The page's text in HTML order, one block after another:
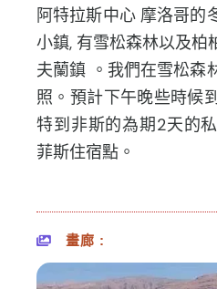
阿特拉斯中心 摩洛哥的
小鎮, 有雪松森林以及柏
夫蘭鎮 。我們在雪松森
照。 預計下午晚些時候
特到非斯的為期2天的
菲斯住宿點 。
畫廊 :